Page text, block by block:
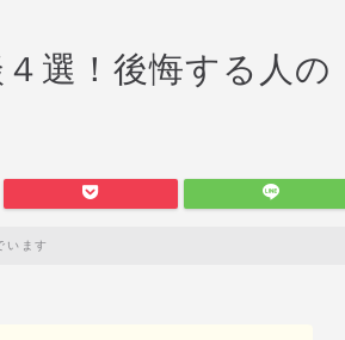
選！後悔する人の
います